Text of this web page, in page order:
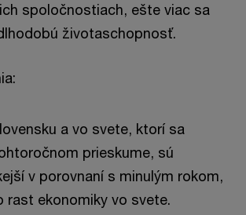
spoločnostiach, ešte viac sa
životaschopnosť.
a vo svete, ktorí sa
prieskume, sú
v porovnaní s minulým rokom,
rast ekonomiky vo svete.